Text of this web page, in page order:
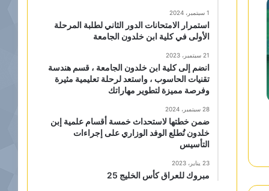
1 سبتمبر، 2024
استمرار الامتحانات الدور الثاني لطلبة المرحلة
الأولى في كلية ابن خلدون الجامعة
21 سبتمبر، 2023
انضم إلى كلية ابن خلدون الجامعة ، قسم هندسة
تقنيات الحاسوب ، واستعد لرحلة تعليمية مثيرة
وفرصة مميزة لتطوير مهاراتك
28 سبتمبر، 2024
ضمن خطتها لاستحداث خمسة أقسام علمية إبن
خلدون تُطلع الوفد الوزاري على إجراءات
التأسيس
23 يناير، 2023
مبروك للعراق كأس الخليج 25